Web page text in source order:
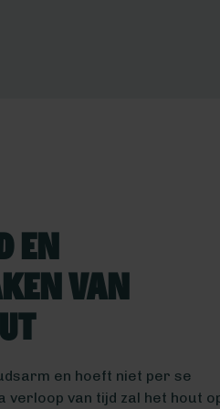
en
van
en hoeft niet per se
verloop van tijd zal het hout